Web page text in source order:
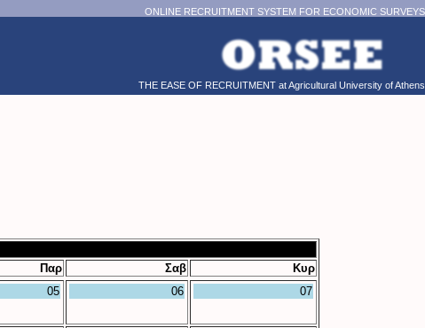
ONLINE RECRUITMENT SYSTEM FOR ECONOMIC SURVEYS
THE EASE OF RECRUITMENT at Agricultural University of Athens
Παρ Σαβ
Κυρ
05 06 07